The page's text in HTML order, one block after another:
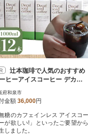
便
凍便
結果を見る（29,948
寄付金
ヒーアイスコーヒー デカフ
ハウスブレンド[無糖]12本 自社
府和泉市
金額 36,000円
無糖のカフェインレス アイスコー
が欲しい!」といったご要望から
しました。